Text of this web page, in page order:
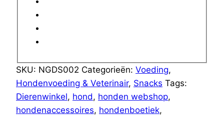
SKU: NGDS002 Categorieën: Voeding,
Hondenvoeding & Veterinair, Snacks Tags:
Dierenwinkel, hond, honden webshop,
hondenaccessoires, hondenboetiek,